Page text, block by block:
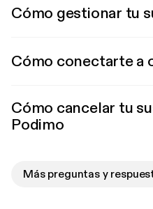
Cómo gestionar tu
Cómo conectarte a
Cómo cancelar tu
Podimo
Más preguntas y